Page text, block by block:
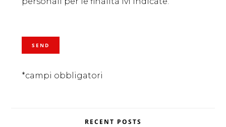
*campi obbligatori
RECENT POSTS